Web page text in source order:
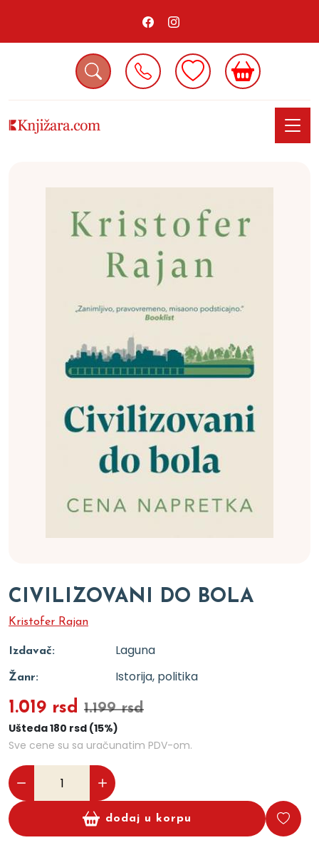
CIVILIZOVANI DO BOLA
Kristofer Rajan
Izdavač: Laguna
Žanr: Istorija, politika
1.019 rsd 1.199 rsd
Ušteda 180 rsd (15%)
Sve cene su sa uračunatim PDV-om.
dodaj u korpu